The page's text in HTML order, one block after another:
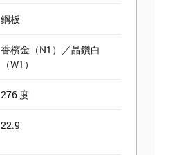
鋼板
香檳金（N1）／晶鑽白
（W1）
276 度
22.9